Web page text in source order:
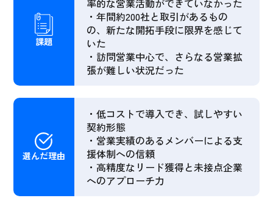
課題
・年間約200社と取引があるもの
の、新たな開拓手段に限界を感じて
いた
・訪問営業中心で、さらなる営業拡
張が難しい状況だった
選んだ理由
・低コストで導入でき、試しやすい
契約形態
・営業実績のあるメンバーによる支
援体制への信頼
・高精度なリード獲得と未接点企業
へのアプローチ力